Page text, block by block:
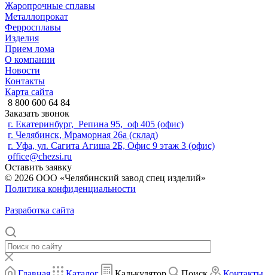
Жаропрочные сплавы
Металлопрокат
Ферросплавы
Изделия
Прием лома
О компании
Новости
Контакты
Карта сайта
8 800 600 64 84
Заказать звонок
г. Екатеринбург, Репина 95, оф 405 (офис)
г. Челябинск, Мраморная 26а (склад)
г. Уфа, ул. Сагита Агиша 2Б, Офис 9 этаж 3 (офис)
office@chezsi.ru
Оставить заявку
© 2026 ООО «Челябинский завод спец изделий»
Политика конфиденциальности
Разработка сайта